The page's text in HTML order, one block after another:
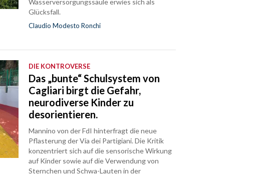
Wasserversorgungssäule erwies sich als
Glücksfall.
Claudio Modesto Ronchi
DIE KONTROVERSE
Das „bunte“ Schulsystem von
Cagliari birgt die Gefahr,
neurodiverse Kinder zu
desorientieren.
Mannino von der FdI hinterfragt die neue
Pflasterung der Via dei Partigiani. Die Kritik
konzentriert sich auf die sensorische Wirkung
auf Kinder sowie auf die Verwendung von
Sternchen und Schwa-Lauten in der